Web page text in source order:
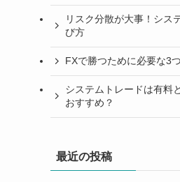
リスク分散が大事！シス
び方
FXで勝つために必要な3
システムトレードは有料
おすすめ？
最近の投稿